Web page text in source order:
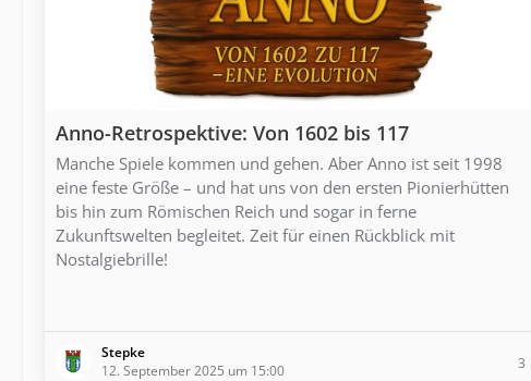
Anno-Retrospektive: Von 1602 bis 117
Manche Spiele kommen und gehen. Aber Anno ist seit 1998
eine feste Größe – und hat uns von den ersten Pionierhütten
bis hin zum Römischen Reich und sogar in ferne
Zukunftswelten begleitet. Zeit für einen Rückblick mit
Nostalgiebrille!
Stepke
12. September 2025 um 15:00
3